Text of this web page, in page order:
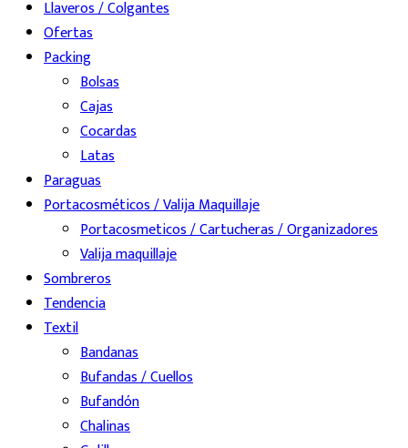
Llaveros / Colgantes
Ofertas
Packing
Bolsas
Cajas
Cocardas
Latas
Paraguas
Portacosméticos / Valija Maquillaje
Portacosmeticos / Cartucheras / Organizadores
Valija maquillaje
Sombreros
Tendencia
Textil
Bandanas
Bufandas / Cuellos
Bufandón
Chalinas